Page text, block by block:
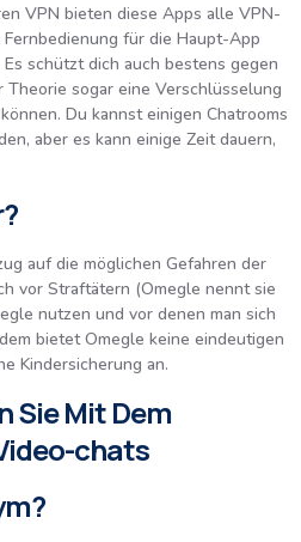
VPN bieten diese Apps alle VPN-
für die Haupt-App
schützt dich auch bestens gegen
sogar eine Verschlüsselung
Du kannst einigen Chatrooms
aber es kann einige Zeit dauern,
auf die möglichen Gefahren der
vor Straftätern (Omegle nennt sie
nutzen und vor denen man sich
bietet Omegle keine eindeutigen
Kindersicherung an.
Sie Mit Dem
chats